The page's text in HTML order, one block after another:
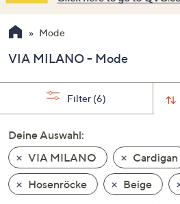
verwenden
Sie
Pfeiltasten
nach
und
nach
unten
oder
wischen
Sie
Mode
VIA MILANO - Mode
Filter (6)
Deine Auswahl:
VIA MILANO
Cardigan
Hosenröcke
Beige